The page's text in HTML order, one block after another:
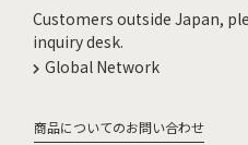
Customers outside Japan,
inquiry desk.
Global Network
商品についてのお問い合わせ